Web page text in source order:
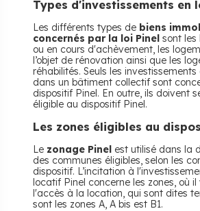
Types d'investissements en
Les différents types de biens
concernés par la loi Pinel sont les
ou en cours d'achèvement, les
l’objet de rénovation ainsi que les
réhabilités. Seuls les
dans un bâtiment collectif sont
dispositif Pinel. En outre, ils doivent
éligible au dispositif Pinel.
Les zones éligibles au
Le zonage Pinel est utilisé dans la
des communes éligibles, selon les
dispositif. L’incitation à
locatif Pinel concerne les zones, où
l'accès à la location, qui sont dites
sont les zones A, A bis est B1.